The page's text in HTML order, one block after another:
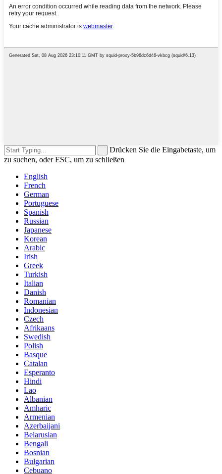
Drücken Sie die Eingabetaste, um
zu suchen, oder ESC, um zu schließen
English
French
German
Portuguese
Spanish
Russian
Japanese
Korean
Arabic
Irish
Greek
Turkish
Italian
Danish
Romanian
Indonesian
Czech
Afrikaans
Swedish
Polish
Basque
Catalan
Esperanto
Hindi
Lao
Albanian
Amharic
Armenian
Azerbaijani
Belarusian
Bengali
Bosnian
Bulgarian
Cebuano